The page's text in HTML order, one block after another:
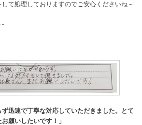
して処理しておりますのでご安心くださいね～
ず迅速で丁寧な対応していただきました。とて
願いしたいです！」